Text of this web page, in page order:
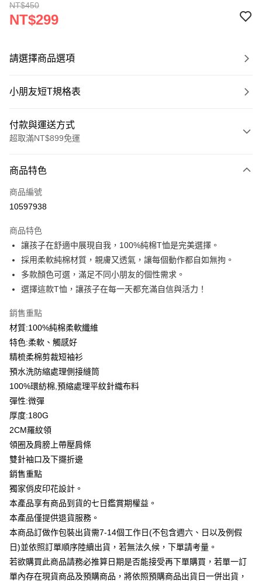
NT$450
NT$299
請選擇商品選項
小朋友短T規格表
付款與運送方式
超取滿NT$899免運
信用卡一次付款
信用卡分期付款
合作金庫商業銀行
華南商業銀行
彰化商業銀行
上海商業儲蓄銀行
台北富邦商業銀行
國泰世華商業銀行
兆豐國際商業銀行
臺灣中小企業銀行
台中商業銀行
聯邦商業銀行
元大商業銀行
台新國際商業銀行
台灣樂天信用卡公司
6 期 0 利率 每期
華南商業銀行
彰化商業銀行
上海商業儲蓄銀行
台北富邦商業銀行
國泰世華商業銀行
兆豐國際商業銀行
匯豐（台灣）商業銀行
聯邦商業銀行
元大商業銀行
玉山商業銀行
台灣樂天信用卡公司
12 期 0 利率 每期NT$24 21家銀行
合作金庫商業銀行
第一商業銀行
上海商業儲蓄銀行
台北富邦商業銀行
國泰世華商業銀行
臺灣中小企業銀行
匯豐（台灣）商業銀行
聯邦商業銀行
元大商業銀行
玉山商業銀行
台新國際商業銀行
超商取貨付款
LINE Pay
Apple Pay
街口支付
悠遊付
Google Pay
全盈+PAY
大哥付你分期
相關說明
1.本服務由台灣大哥大提供，台灣大哥大用戶可立即使用無須另外申請。
2.付款方式選擇「大哥付你分期」，訂單成立後會自動跳轉到大哥付的交易
流程，驗證手機門號後，選擇欲分期的期數、繳款截止日，確認付款後即完
成交易。
3.實際核准額度、可分期數及費用金額請依後續交易確認頁面所載為準。
4.訂單成立30分鐘內，如未前往確認交易或遇審核未通過，訂單將自動取
消。如遇「轉專審核」未通過狀況，表示未達大哥付你分期系統評分，恕無
法說明評估內容。
【繳款方式說明】
1.分期款項不併入電信帳單，「大哥付你分期」於每月結算日後寄送繳費提
2.透過簡訊連結打開帳單後，可選擇「超商條碼／台灣大直營門市／銀行轉
AFTEE先享後付
相關說明
【關於「AFTEE先享後付」】
AFTEE先享後付是「在收到商品之後才付款」的支付方式。 讓您購物簡單
１．簡單：不需註冊會員、不需綁卡、不需儲值。
２．便利：只要手機號碼，簡訊認證，即可結帳。
３．安心：先確認商品／服務後，再付款。
【「AFTEE先享後付」結帳流程】
１．於結帳方式選擇「AFTEE先享後付」後，將跳轉至「AFTEE先享後付」
ATM付款
運送方式
全家付款取貨
每筆NT$65，滿NT$899(含以上)免運費
商品特色
商品編號
10597938
商品特色
讓孩子在舒適中展現自我，100%純棉T恤是完美選擇。
採用柔軟純棉材質，親膚又透氣，讓每個動作都自如無拘。
多款顏色可選，滿足不同小朋友的個性需求。
選擇這款T恤，讓孩子在每一天都充滿自信與活力！
銷售重點
材質:100%純棉柔軟纖維
特色:柔軟、觸感好
精梳柔棉剪裁短袖衫
預水洗防縮處理側接縫筒
100%環紡棉,預縮處理平紋針織布料
彈性:微彈
厚度:180G
2CM羅紋領
領圈及肩膀上帶壓肩條
雙針袖口及下擺折邊
銷售重點
獨家俏皮印花設計。
本產品享有商品到貨的七日鑑賞期權益。
本產品僅提供退貨服務。
本商品訂做作包裝出貨需7-14個工作日(不包含週六、日以及例假
日)並依照訂單順序陸續出貨，若無法久候，下單請考量。
若欲購買此商品請務必推算日期是否能接受再下單購買，若單一訂
單內存在現貨商品及預購商品，將依照預購商品出貨日一併出貨，